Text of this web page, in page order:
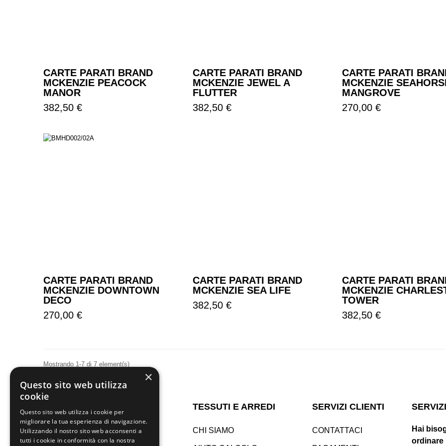
CARTE PARATI BRAND
MCKENZIE PEACOCK
MANOR
Prezzo
382,50 €
CARTE PARATI BRAND
MCKENZIE JEWEL A
FLUTTER
Prezzo
382,50 €
CARTE PARATI
MCKENZIE
MANGROVE
Prezzo
270,00 €
CARTE PARATI BRAND
MCKENZIE DOWNTOWN
DECO
Prezzo
270,00 €
CARTE PARATI BRAND
MCKENZIE SEA LIFE
Prezzo
382,50 €
CARTE PARATI
MCKENZIE
TOWER
Prezzo
382,50 €
Mostrando 1-7 di 7 element(s)
TESSUTI E ARREDI
CHI SIAMO
SERVIZI CLIENTI
CONTATTACI
Hai
ordinare
×
Questo sito web utilizza
cookie
Questo sito web utilizza i cookie per
migliorare la tua esperienza di navigazione.
Utilizzando il nostro sito web acconsenti a
tutti i cookie in conformità con la nostra